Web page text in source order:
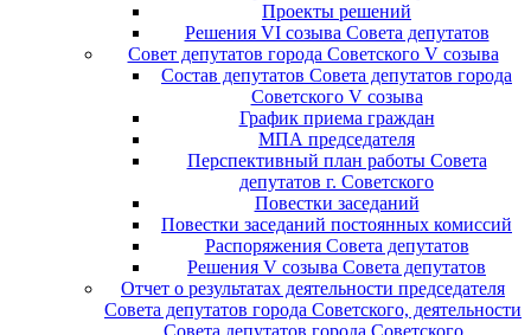
Проекты решений
Решения VI созыва Совета депутатов
Совет депутатов города Советского V созыва
Состав депутатов Совета депутатов города
Советского V созыва
График приема граждан
МПА председателя
Перспективный план работы Совета
депутатов г. Советского
Повестки заседаний
Повестки заседаний постоянных комиссий
Распоряжения Совета депутатов
Решения V созыва Совета депутатов
Отчет о результатах деятельности председателя
Совета депутатов города Советского, деятельности